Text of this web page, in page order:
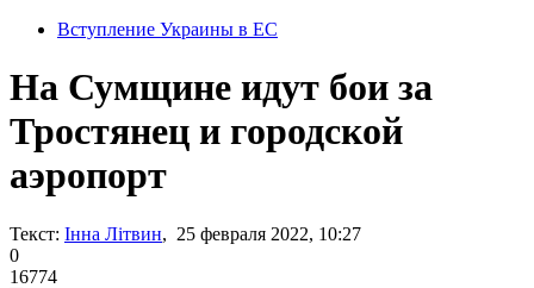
Вступление Украины в ЕС
На Сумщине идут бои за
Тростянец и городской
аэропорт
Текст: Інна Літвин, 25 февраля 2022, 10:27
0
16774